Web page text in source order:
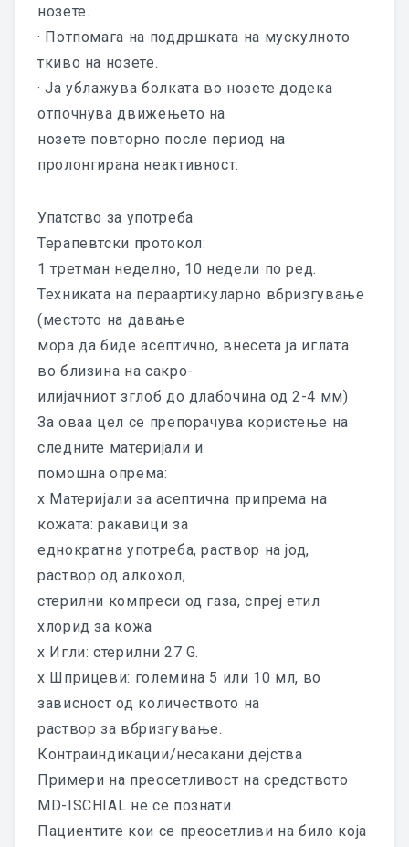
БИОАПИГИН ВАГИНАЛЕТИ
РЕЗУЛТАТИ
ДЕРМО КОЗМЕТИКА
RESOURCE CREAM
NATUR 3
GUNA PET UPATSTVO
PET ENERGY FORMULA
PET BRAIN FORMULA
PET BOWEL FORMULA
нозете.
· Потпомага на поддршката на мускулното
ткиво на нозете.
· Ја ублажува болката во нозете додека
отпочнува движењето на
нозете повторно после период на
пролонгирана неактивност.
Упатство за употреба
Терапевтски протокол:
1 третман неделно, 10 недели по ред.
Техниката на пераартикуларно вбризгување
(местото на давање
мора да биде асептично, внесета ја иглата
во близина на сакро-
илијачниот зглоб до длабочина од 2-4 мм)
За оваа цел се препорачува користење на
следните материјали и
помошна опрема:
x Mатеријали за асептична припрема на
кожата: ракавици за
еднократна употреба, раствор на јод,
раствор од алкохол,
стерилни компреси од газа, спреј етил
хлорид за кожа
x Игли: стерилни 27 G.
x Шприцеви: големина 5 или 10 мл, во
зависност од количеството на
раствор за вбризгување.
Контраиндикации/несакани дејства
Примери на преосетливост на средството
MD-ISCHIAL не се познати.
Пациентите кои се преосетливи на било која